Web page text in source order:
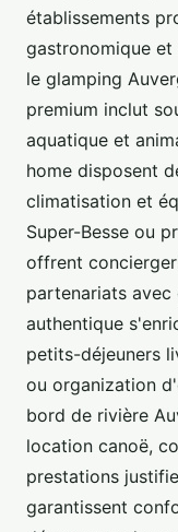
établissements
gastronomique
le glamping
premium inclut
aquatique et
home disposent
climatisation et
Super-Besse ou
offrent
partenariats avec
authentique
petits-déjeuners
ou organization
bord de rivière
location canoë,
prestations
garantissent